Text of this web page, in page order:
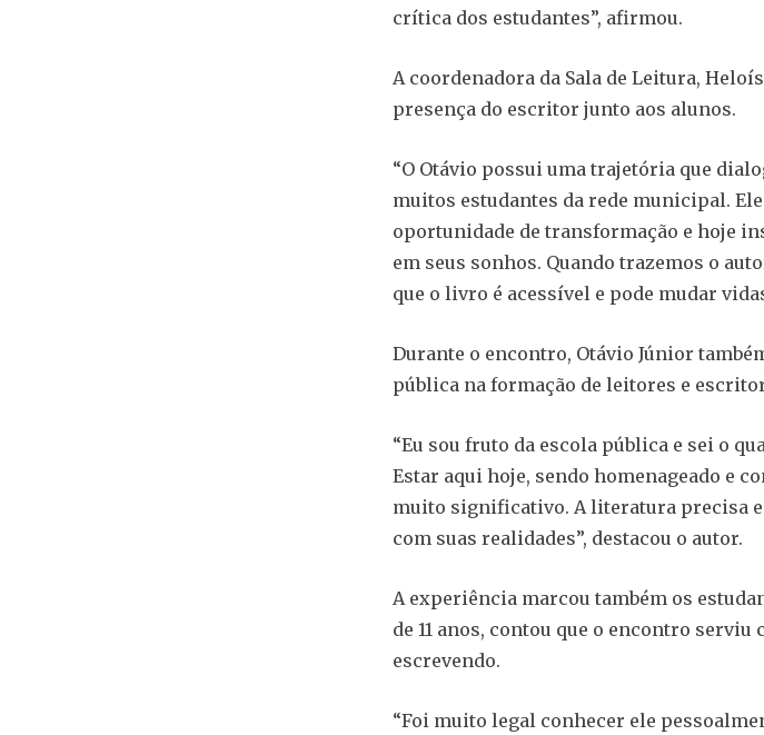
crítica dos estudantes”, afirmou.
A coordenadora da Sala de Leitura,
presença do escritor junto aos alunos.
“O Otávio possui uma trajetória que
muitos estudantes da rede municipal.
oportunidade de transformação e hoje
em seus sonhos. Quando trazemos o
que o livro é acessível e pode mudar
Durante o encontro, Otávio Júnior
pública na formação de leitores e
“Eu sou fruto da escola pública e sei o
Estar aqui hoje, sendo homenageado e
muito significativo. A literatura precisa
com suas realidades”, destacou o autor.
A experiência marcou também os
de 11 anos, contou que o encontro
escrevendo.
“Foi muito legal conhecer ele